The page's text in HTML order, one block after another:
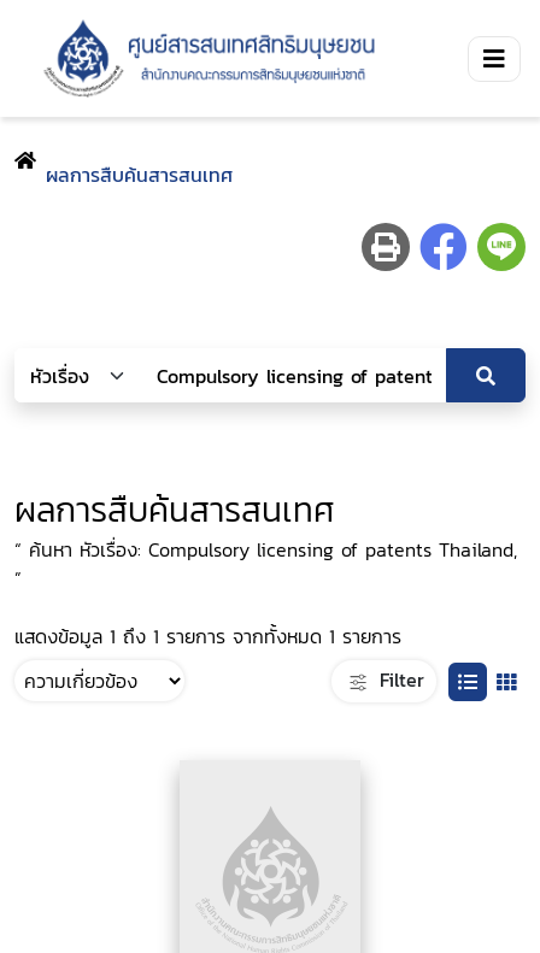
ผลการสืบค้นสารสนเทศ
ผลการสืบค้นสารสนเทศ
“ ค้นหา หัวเรื่อง: Compulsory licensing of patents Thailand,
”
แสดงข้อมูล 1 ถึง 1 รายการ จากทั้งหมด 1 รายการ
Filter